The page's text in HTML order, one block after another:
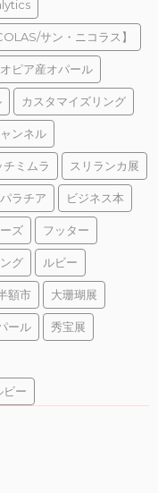
サン・ニコラス】
ピア産オパール
カスタマイズリング
ンネル
ミムラ スリランカ展
ラチア ビジネス本
ズ フッター
グ ルビー
額市 大珊瑚展
ール 秀宝展
ビー